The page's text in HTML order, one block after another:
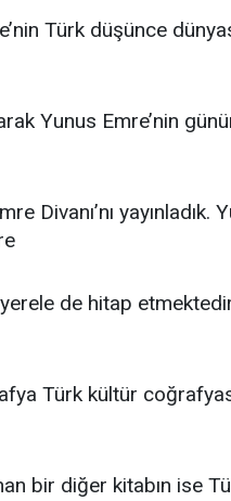
Türk düşünce
Yunus Emre’nin
Divanı’nı
de hitap
Türk kültür
bir diğer kitabın ise